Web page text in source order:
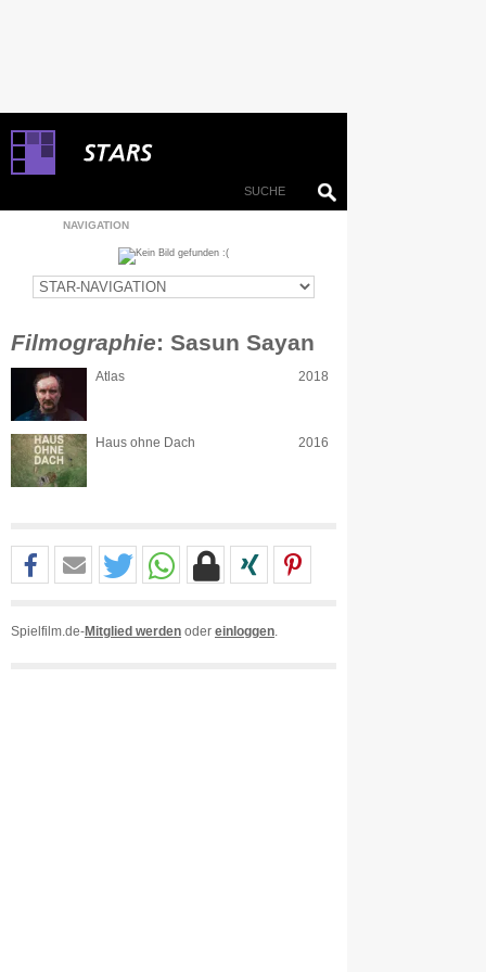
NAVIGATION
Filmographie: Sasun Sayan
Atlas 2018
Haus ohne Dach 2016
Spielfilm.de-Mitglied werden oder einloggen